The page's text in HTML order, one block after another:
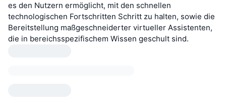
es den Nutzern ermöglicht, mit den schnellen
technologischen Fortschritten Schritt zu halten, sowie die
Bereitstellung maßgeschneiderter virtueller Assistenten,
die in bereichsspezifischem Wissen geschult sind.